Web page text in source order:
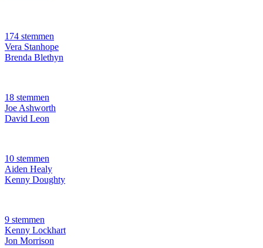
174 stemmen
Vera Stanhope
Brenda Blethyn
18 stemmen
Joe Ashworth
David Leon
10 stemmen
Aiden Healy
Kenny Doughty
9 stemmen
Kenny Lockhart
Jon Morrison